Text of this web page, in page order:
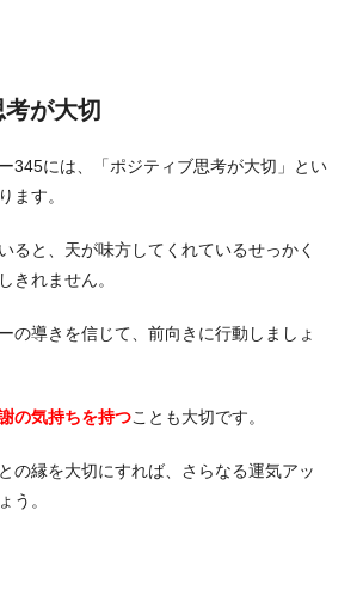
が大切
345には、「ポジティブ思考が大切」とい
ます。
ると、天が味方してくれているせっかく
きれません。
の導きを信じて、前向きに行動しましょ
の気持ちを持つことも大切です。
の縁を大切にすれば、さらなる運気アッ
う。